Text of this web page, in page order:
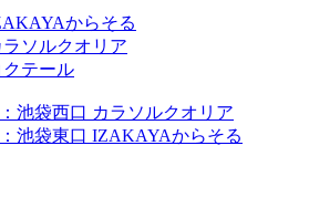
からそる
ソルクオリア
テール
池袋西口 カラソルクオリア
池袋東口 IZAKAYAからそる